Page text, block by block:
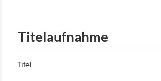
Titelaufnahme
Titel